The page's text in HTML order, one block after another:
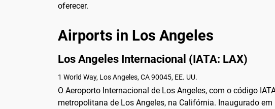
oferecer.
Airports in Los Angeles
Los Angeles Internacional (IATA: LAX)
1 World Way, Los Angeles, CA 90045, EE. UU.
O Aeroporto Internacional de Los Angeles, com o código
metropolitana de Los Angeles, na Califórnia. Inaugurado